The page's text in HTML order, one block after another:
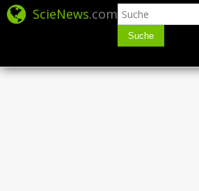
ScieNews.com
Suche